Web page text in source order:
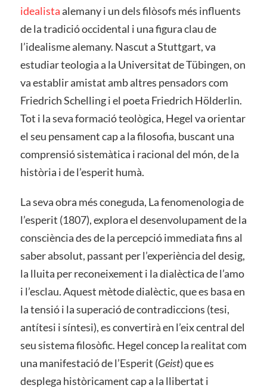
idealistaalemany i un dels filòsofs més influents
de la tradició occidental i una figura clau de
l’idealisme alemany. Nascut a Stuttgart, va
estudiar teologia a la Universitat de Tübingen, on
va establir amistat amb altres pensadors com
Friedrich Schelling i el poeta Friedrich Hölderlin.
Tot i la seva formació teològica, Hegel va orientar
el seu pensament cap a la filosofia, buscant una
comprensió sistemàtica i racional del món, de la
història i de l’esperit humà.
La seva obra més coneguda, La fenomenologia de
l’esperit (1807), explora el desenvolupament de la
consciència des de la percepció immediata fins al
saber absolut, passant per l’experiència del desig,
la lluita per reconeixement i la dialèctica de l’amo
i l’esclau. Aquest mètode dialèctic, que es basa en
la tensió i la superació de contradiccions (tesi,
antítesi i síntesi), es convertirà en l’eix central del
seu sistema filosòfic. Hegel concep la realitat com
una manifestació de l’Esperit (Geist) que es
desplega històricament cap a la llibertat i